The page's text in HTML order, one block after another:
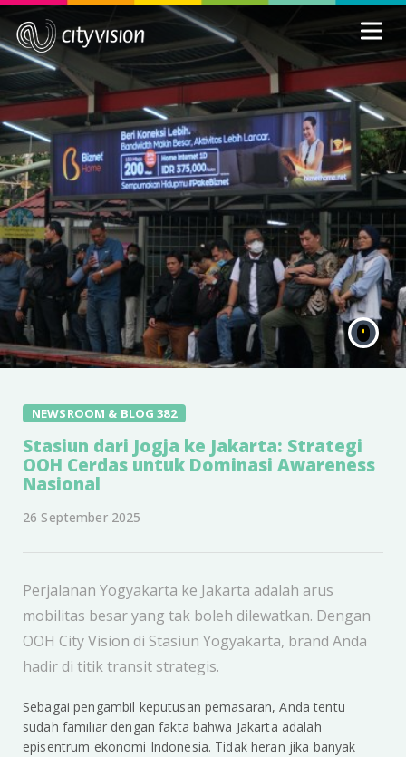
NEWSROOM & BLOG 382
Stasiun dari Jogja ke Jakarta: Strategi
OOH Cerdas untuk Dominasi Awareness
Nasional
26 September 2025
Perjalanan Yogyakarta ke Jakarta adalah arus
mobilitas besar yang tak boleh dilewatkan. Dengan
OOH City Vision di Stasiun Yogyakarta, brand Anda
hadir di titik transit strategis.
Sebagai pengambil keputusan pemasaran, Anda tentu
sudah familiar dengan fakta bahwa Jakarta adalah
episentrum ekonomi Indonesia. Tidak heran jika banyak